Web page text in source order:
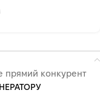
прямий конкурент